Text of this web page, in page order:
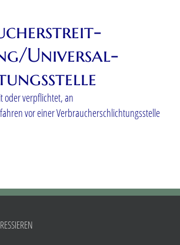
Universal­
oder verpflichtet, an
vor einer Verbraucherschlichtungsstelle